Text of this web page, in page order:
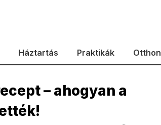
Háztartás Praktikák Otthon
– ahogyan a